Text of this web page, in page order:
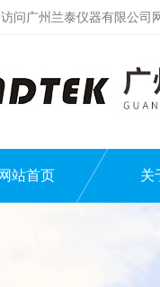
问广州兰泰仪器有限公司
网站首页 关